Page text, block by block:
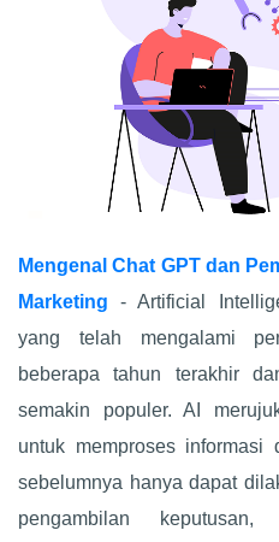
Mengenal Chat GPT dan
Marketing - Artificial
yang telah mengalami
beberapa tahun terakhir
semakin populer. AI
untuk memproses
sebelumnya hanya dapat
pengambilan